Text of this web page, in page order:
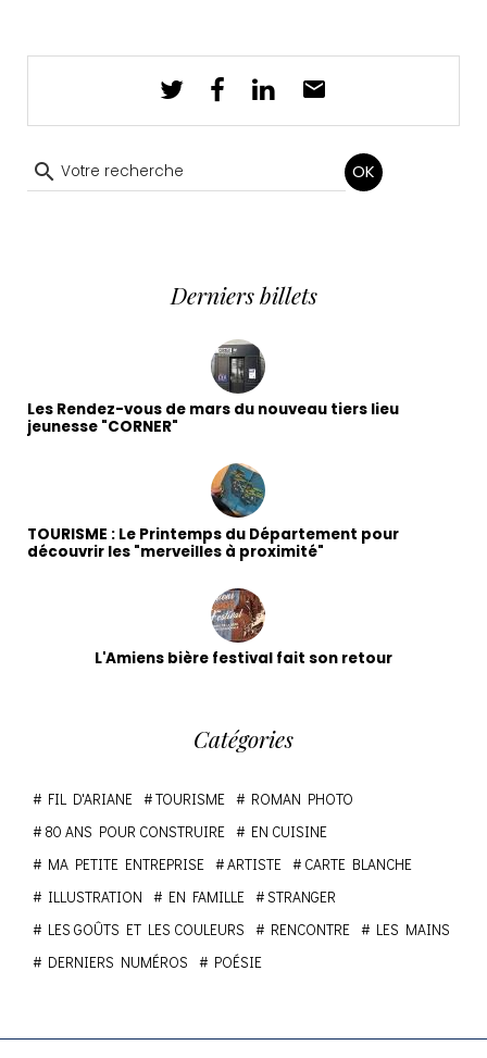
OK
Derniers billets
Les Rendez-vous de mars du nouveau tiers lieu
jeunesse "CORNER"
TOURISME : Le Printemps du Département pour
découvrir les "merveilles à proximité"
L'Amiens bière festival fait son retour
Catégories
FIL D'ARIANE TOURISME
ROMAN PHOTO
80 ANS POUR CONSTRUIRE
EN CUISINE
MA PETITE ENTREPRISE
ARTISTE
CARTE BLANCHE
ILLUSTRATION
EN FAMILLE
STRANGER
LES GOÛTS ET LES COULEURS
RENCONTRE
LES MAINS
DERNIERS NUMÉROS
POÉSIE